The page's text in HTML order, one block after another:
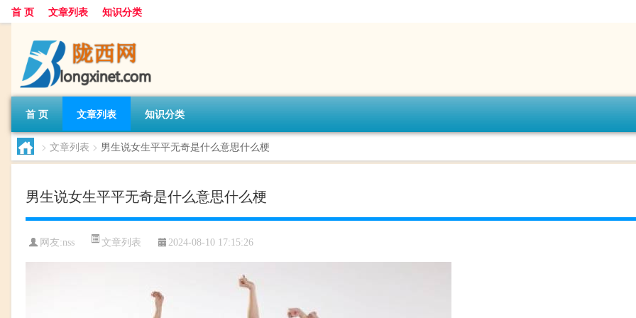
首 页 文章列表 知识分类
首 页 文章列表 知识分类
> 文章列表 > 男生说女生平平无奇是什么意思什么梗
男生说女生平平无奇是什么意思什么梗
网友:nss 文章列表 2024-08-10 17:15:26